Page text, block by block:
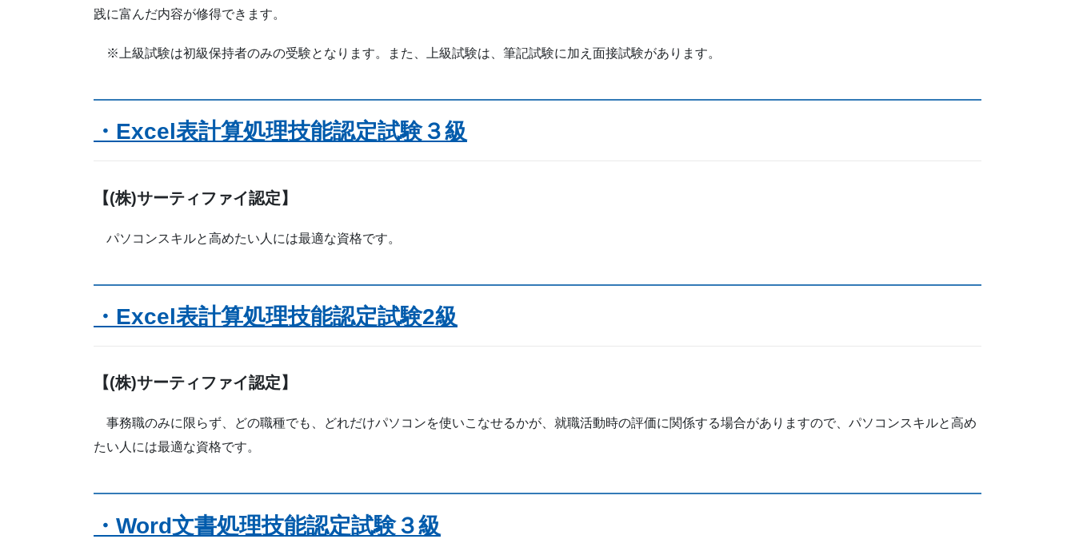
践に富んだ内容が修得できます。
※上級試験は初級保持者のみの受験となります。また、上級試験は、筆記試験に加え面接試験があります。
・Excel表計算処理技能認定試験３級
【(株)サーティファイ認定】
パソコンスキルと高めたい人には最適な資格です。
・Excel表計算処理技能認定試験2級
【(株)サーティファイ認定】
事務職のみに限らず、どの職種でも、どれだけパソコンを使いこなせるかが、就職活動時の評価に関係する場合がありますので、パソコンスキルと高め
たい人には最適な資格です。
・Word文書処理技能認定試験３級